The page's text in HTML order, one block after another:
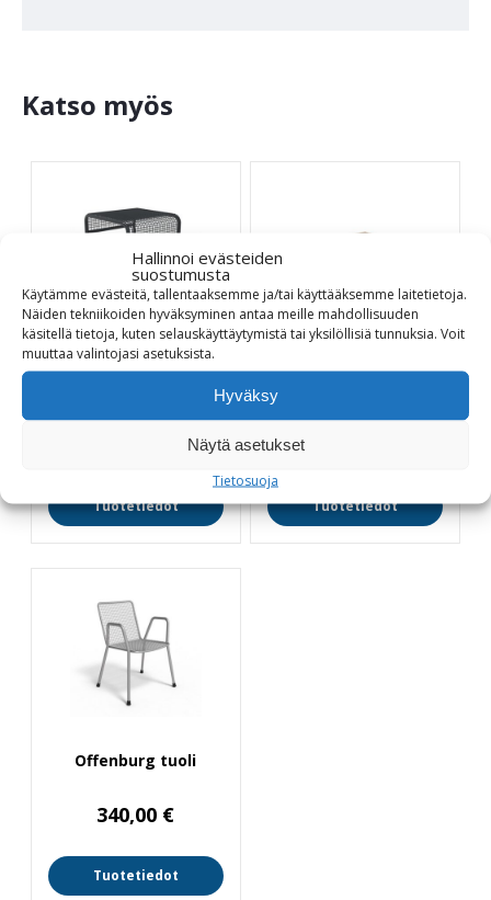
Hallinnoi evästeiden
suostumusta
Käytämme evästeitä, tallentaaksemme ja/tai käyttääksemme laitetietoja.
Näiden tekniikoiden hyväksyminen antaa meille mahdollisuuden
käsitellä tietoja, kuten selauskäyttäytymistä tai yksilöllisiä tunnuksia. Voit
muuttaa valintojasi asetuksista.
Hyväksy
Näytä asetukset
Tietosuoja
Katso myös
Harmony 60 jakkara
Tuotetiedot
Istuinmateriaali Bambu
Tuotetiedot
Offenburg tuoli
340,00 €
Tuotetiedot